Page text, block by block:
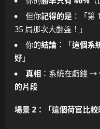
但你記得的是 ：「第
35 局那次大翻盤！」
你的結論 ：「這個系
好」
真相 ：系統在虧錢 →
的片段
場景 2：「這個荷官比